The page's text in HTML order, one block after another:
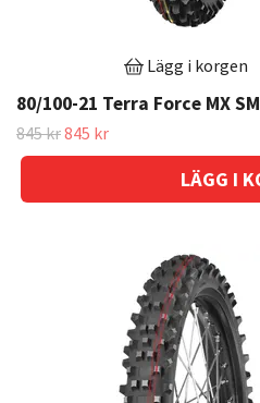
Lägg i korgen
80/100-21 Terra Force MX SM
845 kr845 kr